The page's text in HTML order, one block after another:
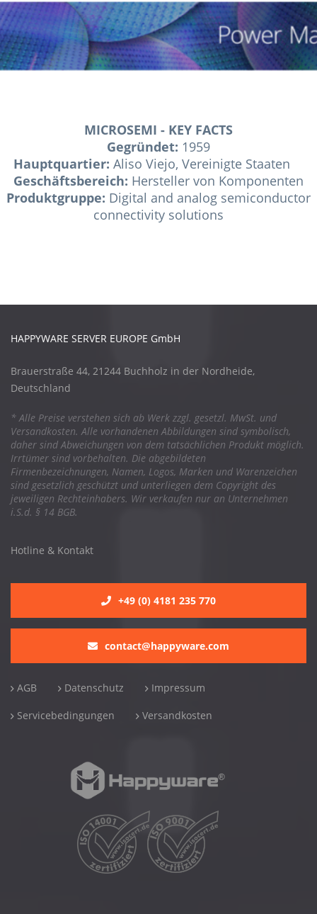
MICROSEMI - KEY FACTS
Gegründet: 1959
Hauptquartier: Aliso Viejo, Vereinigte Staaten
Geschäftsbereich: Hersteller von Komponenten
Produktgruppe: Digital and analog semiconductor
connectivity solutions
HAPPYWARE SERVER EUROPE GmbH
Brauerstraße 44, 21244 Buchholz in der Nordheide,
Deutschland
* Alle Preise verstehen sich ab Werk zzgl. gesetzl. MwSt. und
Versandkosten. Alle vorhandenen Abbildungen sind symbolisch,
daher sind Abweichungen von dem tatsächlichen Produkt möglich.
Irrtümer sind vorbehalten. Die abgebildeten
Firmenbezeichnungen, Namen, Logos, Marken und Warenzeichen
sind gesetzlich geschützt und unterliegen dem Copyright des
jeweiligen Rechteinhabers. Wir verkaufen nur an Unternehmen
i.S.d. § 14 BGB.
Hotline & Kontakt
+49 (0) 4181 235 770
contact@happyware.com
AGB Datenschutz Impressum
Servicebedingungen Versandkosten